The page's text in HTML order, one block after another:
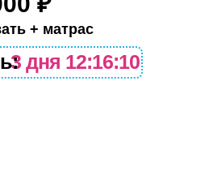
+ матрас
3 дня 12:16:10